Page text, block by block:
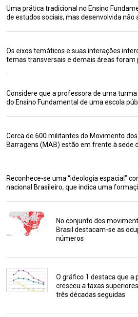
Uma prática tradicional no Ensino
de estudos sociais, mas desenvolvida não
Os eixos temáticos e suas interações
temas transversais e demais áreas foram
Considere que a professora de uma turma
do Ensino Fundamental de uma escola
Cerca de 600 militantes do Movimento
Barragens (MAB) estão em frente à sede
Reconhece-se uma “ideologia espacial”
nacional Brasileiro, que indica uma
No conjunto dos
Brasil destacam-se as
números
O gráfico 1 destaca que a
cresceu a taxas
três décadas seguidas